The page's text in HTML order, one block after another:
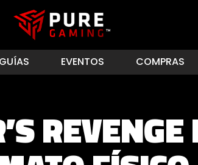
GUÍAS EVENTOS COMPRAS